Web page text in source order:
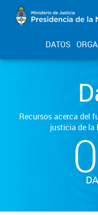
DATOS
Recursos acerca del
justicia de la